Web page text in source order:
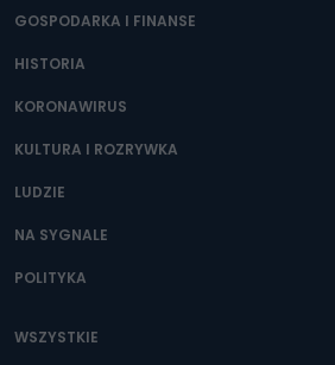
GOSPODARKA I FINANSE
HISTORIA
KORONAWIRUS
KULTURA I ROZRYWKA
LUDZIE
NA SYGNALE
POLITYKA
WSZYSTKIE